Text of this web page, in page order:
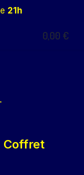
21h
0,00 €
Coffret